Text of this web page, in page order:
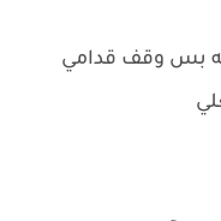
بس وقف قدامي